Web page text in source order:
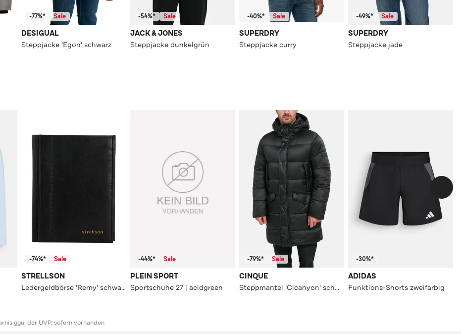
-77%* Sale
DESIGUAL
Steppjacke 'Egon' schwarz
-54%* Sale
JACK & JONES
Steppjacke dunkelgrün
-40%* Sale
SUPERDRY
Steppjacke curry
-49%* Sale
SUPERDRY
Steppjacke jade
-74%* Sale
STRELLSON
Ledergeldbörse 'Remy' schwarz
-44%* Sale
PLEIN SPORT
Sportschuhe 27 | acidgreen
-79%* Sale
CINQUE
Steppmantel 'Cicanyon' schwarz
-30%*
ADIDAS
Funktions-Shorts zweifarbig
ggü. der UVP, sofern vorhanden